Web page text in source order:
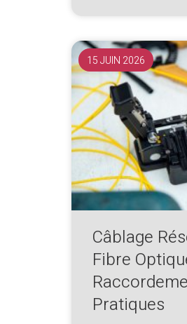
Câblage
Fibre
Pratiques
15 JUIN 2026